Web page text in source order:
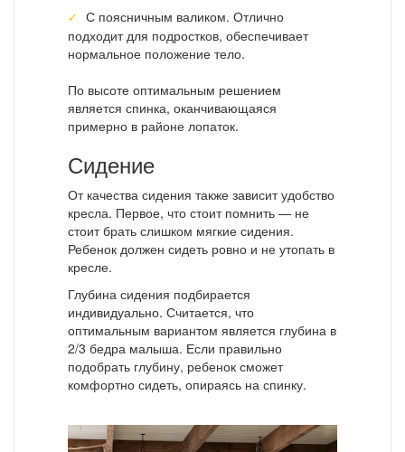
С поясничным валиком. Отлично
подходит для подростков, обеспечивает
нормальное положение тело.
По высоте оптимальным решением
является спинка, оканчивающаяся
примерно в районе лопаток.
Сидение
От качества сидения также зависит удобство
кресла. Первое, что стоит помнить — не
стоит брать слишком мягкие сидения.
Ребенок должен сидеть ровно и не утопать в
кресле.
Глубина сидения подбирается
индивидуально. Считается, что
оптимальным вариантом является глубина в
2/3 бедра малыша. Если правильно
подобрать глубину, ребенок сможет
комфортно сидеть, опираясь на спинку.